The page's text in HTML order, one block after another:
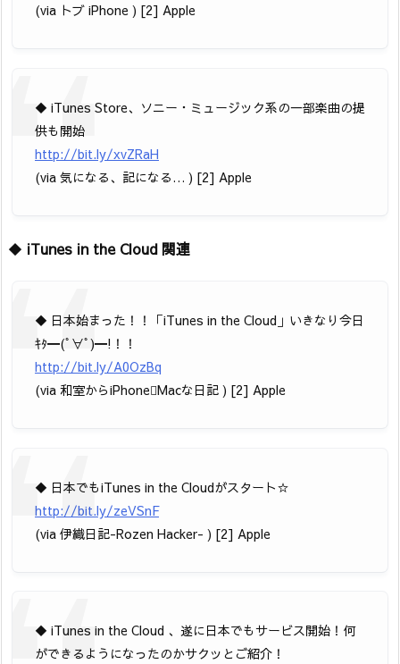
(via トブ iPhone ) [2] Apple
◆ iTunes Store、ソニー・ミュージック系の一部楽曲の提
供も開始
http://bit.ly/xvZRaH
(via 気になる、記になる… ) [2] Apple
◆ iTunes in the Cloud 関連
◆ 日本始まった！！「iTunes in the Cloud」いきなり今日
ｷﾀ━(ﾟ∀ﾟ)━!！！
http://bit.ly/A0OzBq
(via 和室からiPhoneMacな日記 ) [2] Apple
◆ 日本でもiTunes in the Cloudがスタート☆
http://bit.ly/zeVSnF
(via 伊織日記-Rozen Hacker- ) [2] Apple
◆ iTunes in the Cloud 、遂に日本でもサービス開始！何
ができるようになったのかサクッとご紹介！